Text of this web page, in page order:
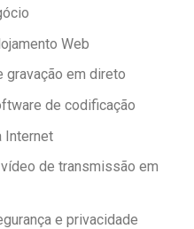
Web
gravação em direto
de codificação
Internet
de transmissão em
e privacidade